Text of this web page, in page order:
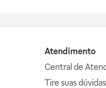
Atendimento
Central de
Tire suas